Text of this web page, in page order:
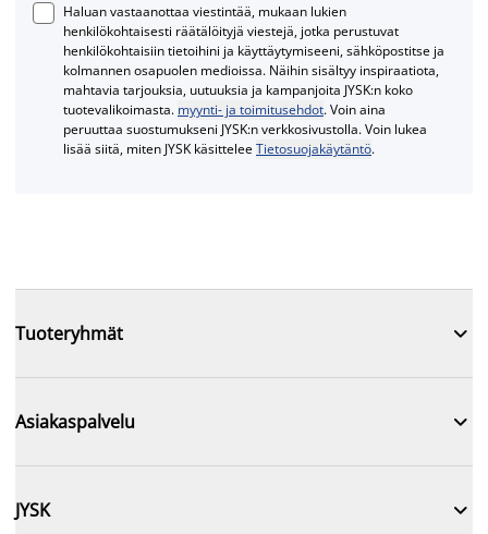
Haluan vastaanottaa viestintää, mukaan lukien
henkilökohtaisesti räätälöityjä viestejä, jotka perustuvat
henkilökohtaisiin tietoihini ja käyttäytymiseeni, sähköpostitse ja
kolmannen osapuolen medioissa. Näihin sisältyy inspiraatiota,
mahtavia tarjouksia, uutuuksia ja kampanjoita JYSK:n koko
tuotevalikoimasta. myynti- ja toimitusehdot. Voin aina
peruuttaa suostumukseni JYSK:n verkkosivustolla. Voin lukea
lisää siitä, miten JYSK käsitteleeTietosuojakäytäntö.
Tuoteryhmät 
Asiakaspalvelu 
JYSK 